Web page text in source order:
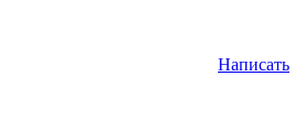
Написать